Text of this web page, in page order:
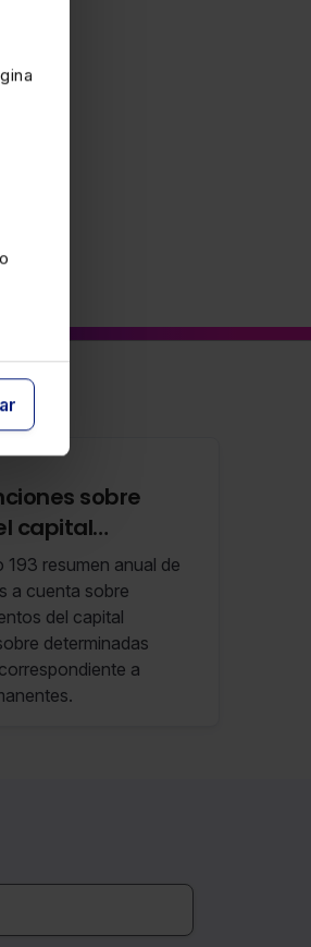
sobre
capital
IS e IRNR (RF
de 2024 al 19
resumen anual de
a cuenta sobre
del capital
determinadas
a